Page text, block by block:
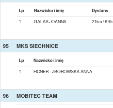
Lp Nazwisko i imię Dystans
1
GALAS JOANNA 21km / K45
95 MKS SIECHNICE
Lp Nazwisko i imię
1
FICNER - ZBOROWSKA ANNA
96 MOBITEC TEAM